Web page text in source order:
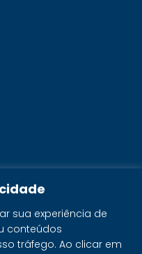
sua experiência de
conteúdos
tráfego. Ao clicar em